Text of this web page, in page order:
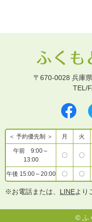
〒670-0028 兵庫
TEL/
＜ 予約優先制 ＞ 月 火
午前 9:00～
13:00
〇 〇
午後 15:00～20:00 〇 〇
※お電話または、 LINEより
© ふ